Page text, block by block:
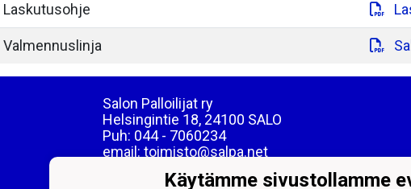
Laskutusohje
Valmennuslinja
Salon Palloilijat ry
Helsingintie 18, 24100 SALO
Puh: 044 - 7060234
email: toimisto@salpa.net
LY 0139538-2Käytämme sivustollamme